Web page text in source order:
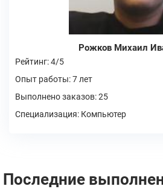
Рожков Михаил
Рейтинг: 4/5
Опыт работы: 7 лет
Выполнено заказов: 25
Специализация: Компьютер
Последние